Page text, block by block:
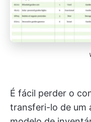
É fácil perder o
transferi-lo de um